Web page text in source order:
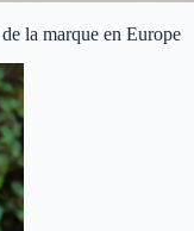
la marque en Europe